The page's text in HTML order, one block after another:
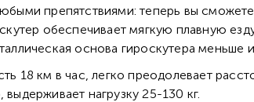
препятствиями: теперь вы
обеспечивает мягкую плавную
основа гироскутера меньше
18 км в час, легко преодолевает
нагрузку 25-130 кг.